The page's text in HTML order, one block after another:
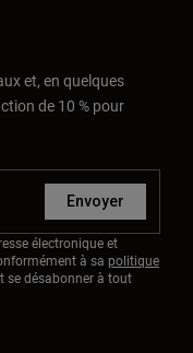
et, en quelques
de 10 % pour
Envoyer
électronique et
à sa politique
se désabonner à tout